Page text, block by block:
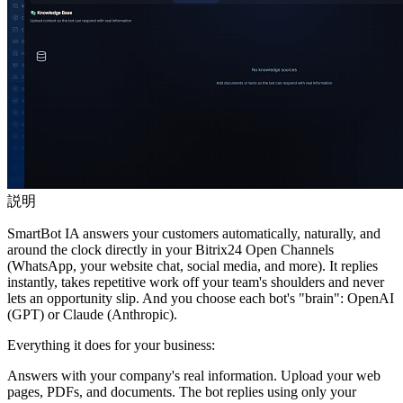
説明
SmartBot IA answers your customers automatically, naturally, and
around the clock directly in your Bitrix24 Open Channels
(WhatsApp, your website chat, social media, and more). It replies
instantly, takes repetitive work off your team's shoulders and never
lets an opportunity slip. And you choose each bot's "brain": OpenAI
(GPT) or Claude (Anthropic).
Everything it does for your business:
Answers with your company's real information. Upload your web
pages, PDFs, and documents. The bot replies using only your